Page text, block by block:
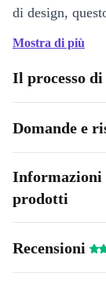
di design,
prestigioso dalla
Tecnologia
Con il suo Intel
le diverse
fino ad 1TB, le
avvicinano ai
Thunderbolt ti
tuoi dispositivi,
Mostra di più
Il processo
Domande e
Informazioni
prodotti
Recensioni